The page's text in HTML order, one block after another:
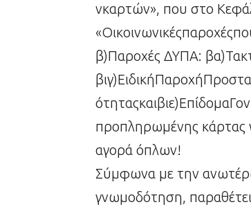
νκαρτών», που στο
β)Παροχές ΔΥΠΑ:
προπληρωμένης κάρτας
αγορά όπλων!
Σύμφωνα με την
γνωμοδότηση,